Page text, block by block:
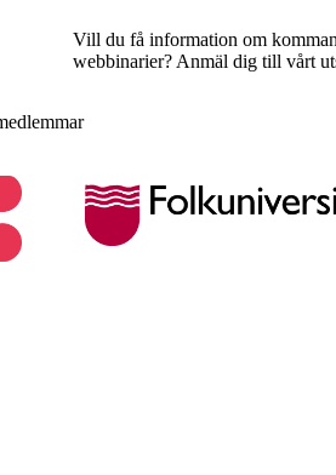
Vill du få information om
webbinarier? Anmäl dig till vårt